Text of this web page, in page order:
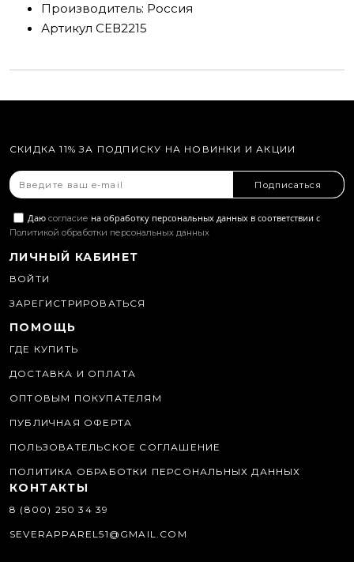
Производитель: Россия
Артикул СЕВ2215
СКИДКА 11% ЗА ПОДПИСКУ НА НОВИНКИ И АКЦИИ
Подписаться
Даю согласие на обработку персональных данных в соответствии с
Политикой обработки персональных данных
ЛИЧНЫЙ КАБИНЕТ
ВОЙТИ
ЗАРЕГИСТРИРОВАТЬСЯ
ПОМОЩЬ
ГДЕ КУПИТЬ
ДОСТАВКА И ОПЛАТА
ОПТОВЫМ ПОКУПАТЕЛЯМ
ПУБЛИЧНАЯ ОФЕРТА
ПОЛЬЗОВАТЕЛЬСКОЕ СОГЛАШЕНИЕ
ПОЛИТИКА ОБРАБОТКИ ПЕРСОНАЛЬНЫХ ДАННЫХ
КОНТАКТЫ
8 (800) 250 34 39
SEVERAPPAREL51@GMAIL.COM